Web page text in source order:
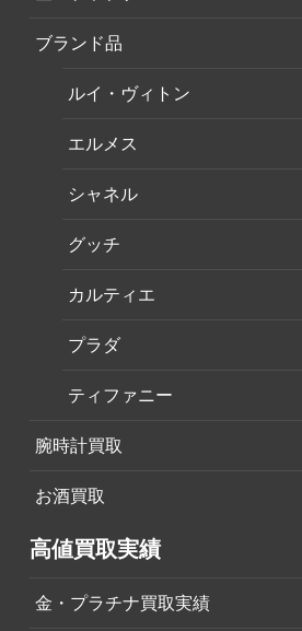
ブランド品
ルイ・ヴィトン
エルメス
シャネル
グッチ
カルティエ
プラダ
ティファニー
腕時計買取
お酒買取
高値買取実績
金・プラチナ買取実績